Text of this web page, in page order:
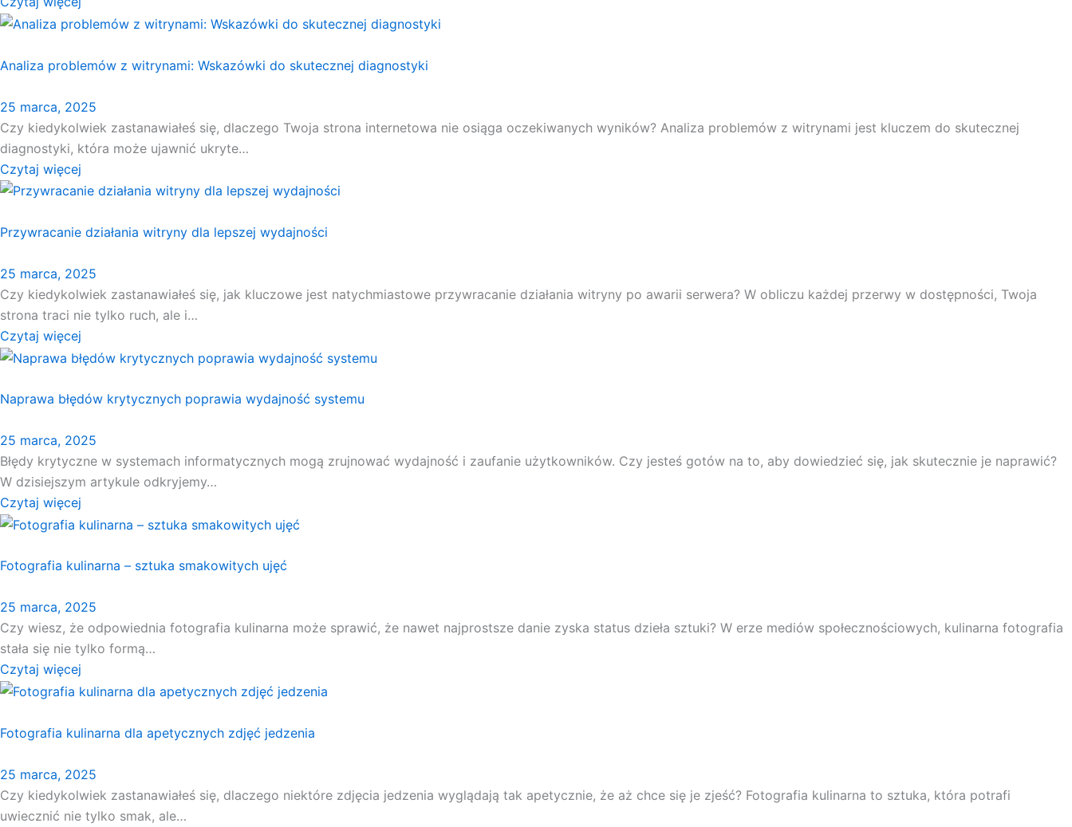
Analiza problemów z witrynami: Wskazówki do skutecznej diagnostyki
25 marca, 2025
Czy kiedykolwiek zastanawiałeś się, dlaczego Twoja strona internetowa nie osiąga oczekiwanych wyników? Analiza problemów z witrynami jest kluczem do skutecznej
diagnostyki, która może ujawnić ukryte…
Czytaj więcej
Przywracanie działania witryny dla lepszej wydajności
25 marca, 2025
Czy kiedykolwiek zastanawiałeś się, jak kluczowe jest natychmiastowe przywracanie działania witryny po awarii serwera? W obliczu każdej przerwy w dostępności, Twoja
strona traci nie tylko ruch, ale i…
Czytaj więcej
Naprawa błędów krytycznych poprawia wydajność systemu
25 marca, 2025
Błędy krytyczne w systemach informatycznych mogą zrujnować wydajność i zaufanie użytkowników. Czy jesteś gotów na to, aby dowiedzieć się, jak skutecznie je naprawić?
W dzisiejszym artykule odkryjemy…
Czytaj więcej
Fotografia kulinarna – sztuka smakowitych ujęć
25 marca, 2025
Czy wiesz, że odpowiednia fotografia kulinarna może sprawić, że nawet najprostsze danie zyska status dzieła sztuki? W erze mediów społecznościowych, kulinarna fotografia
stała się nie tylko formą…
Czytaj więcej
Fotografia kulinarna dla apetycznych zdjęć jedzenia
25 marca, 2025
Czy kiedykolwiek zastanawiałeś się, dlaczego niektóre zdjęcia jedzenia wyglądają tak apetycznie, że aż chce się je zjeść? Fotografia kulinarna to sztuka, która potrafi
uwiecznić nie tylko smak, ale…